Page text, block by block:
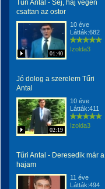
Tűri Antal - Sej, haj végén
csattan az ostor
01:40
10 éve
Látták:682
Izolda3
Jó dolog a szerelem Tűri
Antal
02:19
10 éve
Látták:411
Izolda3
Tűri Antal - Deresedik már a
hajam
11 éve
Látták:494